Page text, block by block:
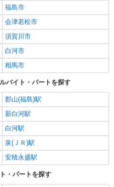
福島市
会津若松市
須賀川市
白河市
相馬市
バイト・パートを探す
郡山(福島)駅
新白河駅
白河駅
泉(ＪＲ)駅
安積永盛駅
・パートを探す